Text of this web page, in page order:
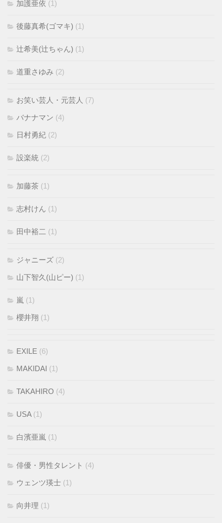
加護亜依 (1)
後藤真希(ゴマキ) (1)
辻希美(辻ちゃん) (1)
道重さゆみ (2)
お笑い芸人・元芸人 (7)
バナナマン (4)
日村勇紀 (2)
設楽統 (2)
加藤茶 (1)
志村けん (1)
田中裕二 (1)
ジャニーズ (2)
山下智久(山ピー) (1)
嵐 (1)
櫻井翔 (1)
EXILE (6)
MAKIDAI (1)
TAKAHIRO (4)
USA(1)
白濱亜嵐 (1)
俳優・男性タレント (4)
ウェンツ瑛士 (1)
向井理 (1)